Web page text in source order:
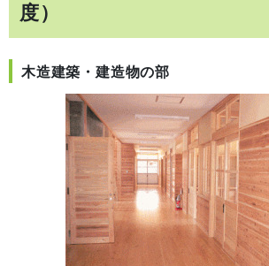
度）
木造建築・建造物の部